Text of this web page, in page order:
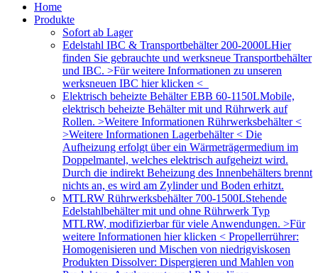
Home
Produkte
Sofort ab Lager
Edelstahl IBC & Transportbehälter 200-2000LHier
finden Sie gebrauchte und werksneue Transportbehälter
und IBC. >Für weitere Informationen zu unseren
werksneuen IBC hier klicken <
Elektrisch beheizte Behälter EBB 60-1150LMobile,
elektrisch beheizte Behälter mit und Rührwerk auf
Rollen. >Weitere Informationen Rührwerksbehälter <
>Weitere Informationen Lagerbehälter < Die
Aufheizung erfolgt über ein Wärmeträgermedium im
Doppelmantel, welches elektrisch aufgeheizt wird.
Durch die indirekt Beheizung des Innenbehälters brennt
nichts an, es wird am Zylinder und Boden erhitzt.
MTLRW Rührwerksbehälter 700-1500LStehende
Edelstahlbehälter mit und ohne Rührwerk Typ
MTLRW, modifizierbar für viele Anwendungen. >Für
weitere Informationen hier klicken < Propellerrührer:
Homogenisieren und Mischen von niedrigviskosen
Produkten Dissolver: Dispergieren und Mahlen von